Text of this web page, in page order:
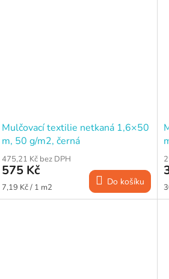
Mulčovací textilie netkaná 1,6×50
m, 50 g/m2, černá
475,21 Kč bez DPH
575 Kč
Měrná
cena:
7,19 Kč / 1 m2 Do košíku